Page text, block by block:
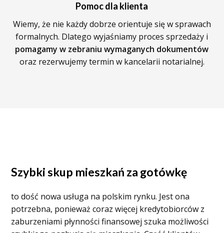
Pomoc dla klienta
Wiemy, że nie każdy dobrze orientuje się w sprawach
formalnych. Dlatego wyjaśniamy proces sprzedaży i
pomagamy w zebraniu wymaganych dokumentów
oraz rezerwujemy termin w kancelarii notarialnej.
Szybki skup mieszkań za gotówkę
to dość nowa usługa na polskim rynku. Jest ona
potrzebna, ponieważ coraz więcej kredytobiorców z
zaburzeniami płynności finansowej szuka możliwości